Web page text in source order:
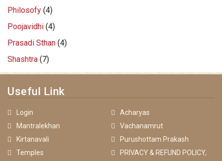
Philosofy (4)
Poojavidhi (4)
Prasadi Sthan (4)
Shashtra (7)
Useful Link
Login
Acharyas
Mantralekhan
Vachanamrut
Kirtanavali
Purushottam Prakash
Temples
PRIVACY & REFUND POLICY,